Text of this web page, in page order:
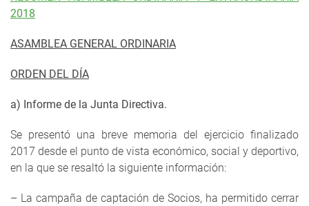
2018
ASAMBLEA GENERAL ORDINARIA
ORDEN DEL DÍA
a) Informe de la Junta Directiva.
Se presentó una breve memoria del ejercicio finalizado
2017 desde el punto de vista económico, social y deportivo,
en la que se resaltó la siguiente información:
– La campaña de captación de Socios, ha permitido cerrar